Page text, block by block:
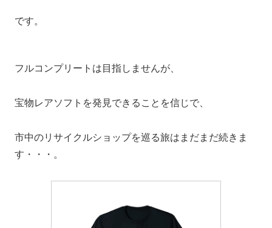
です。
フルコンプリートは目指しませんが、
宝物レアソフトを発見できることを信じで、
市中のリサイクルショップを巡る旅はまだまだ続きま
す・・・。